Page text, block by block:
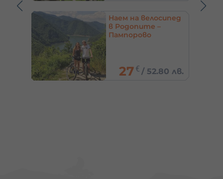
Нощувка за 2-ма и
атракционен парк
– хотел Света
89.48 €
175 лв.